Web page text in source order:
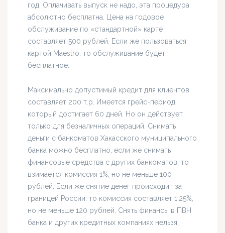
год. Оплачивать выпуск не надо, эта процедура
абсолютно бесплатна. Цена на годовое
обслуживание по «стандартной» карте
составляет 500 рублей. Если же пользоваться
картой Maestro, то обслуживание будет
бесплатное.
Максимально допустимый кредит для клиентов
составляет 200 т.р. Имеется грейс-период,
который достигает 60 дней. Но он действует
только для безналичных операций. Снимать
деньги с банкоматов Хакасского муниципального
банка можно бесплатно, если же снимать
финансовые средства с других банкоматов, то
взимается комиссия 1%, но не меньше 100
рублей. Если же снятие денег происходит за
границей России, то комиссия составляет 1,25%,
но не меньше 120 рублей. Снять финансы в ПВН
банка и других кредитных компаниях нельзя.